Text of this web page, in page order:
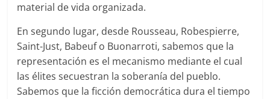
material de vida organizada.
En segundo lugar, desde Rousseau, Robespierre,
Saint-Just, Babeuf o Buonarroti, sabemos que la
representación es el mecanismo mediante el cual
las élites secuestran la soberanía del pueblo.
Sabemos que la ficción democrática dura el tiempo